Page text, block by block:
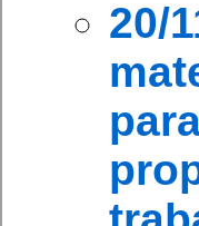
20/